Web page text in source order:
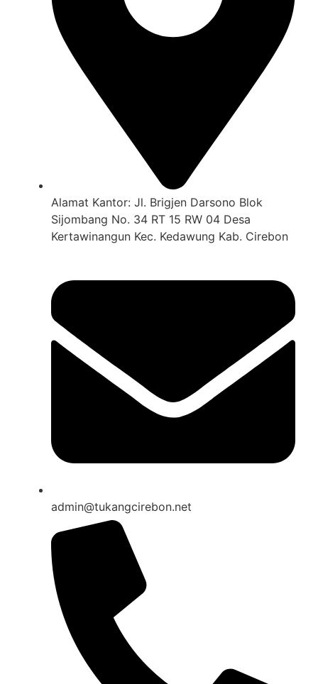
Alamat Kantor: Jl. Brigjen Darsono Blok
Sijombang No. 34 RT 15 RW 04 Desa
Kertawinangun Kec. Kedawung Kab. Cirebon
admin@tukangcirebon.net